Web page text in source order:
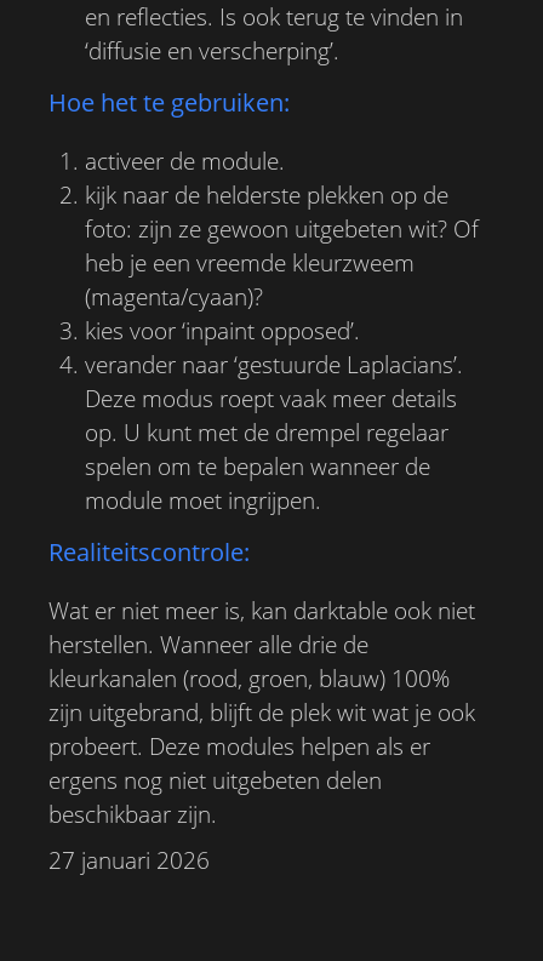
en reflecties. Is ook terug te vinden in
‘diffusie en verscherping’.
Hoe het te gebruiken:
activeer de module.
kijk naar de helderste plekken op de
foto: zijn ze gewoon uitgebeten wit? Of
heb je een vreemde kleurzweem
(magenta/cyaan)?
kies voor ‘inpaint opposed’.
verander naar ‘gestuurde Laplacians’.
Deze modus roept vaak meer details
op. U kunt met de drempel regelaar
spelen om te bepalen wanneer de
module moet ingrijpen.
Realiteitscontrole:
Wat er niet meer is, kan darktable ook niet
herstellen. Wanneer alle drie de
kleurkanalen (rood, groen, blauw) 100%
zijn uitgebrand, blijft de plek wit wat je ook
probeert. Deze modules helpen als er
ergens nog niet uitgebeten delen
beschikbaar zijn.
27 januari 2026